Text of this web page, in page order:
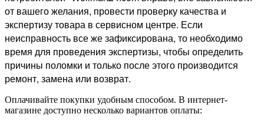
от вашего желания, провести проверку качества и
экспертизу товара в сервисном центре. Если
неисправность все же зафиксирована, то необходимо
время для проведения экспертизы, чтобы определить
причины поломки и только после этого производится
ремонт, замена или возврат.
Оплачивайте покупки удобным способом. В интернет-
магазине доступно несколько вариантов оплаты: